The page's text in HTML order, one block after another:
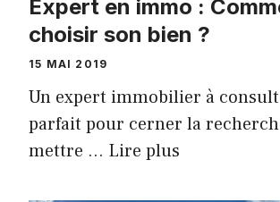
Expert en immo :
choisir son bien ?
15 MAI 2019
Un expert immobilier à
parfait pour cerner la
mettre … Lire plus